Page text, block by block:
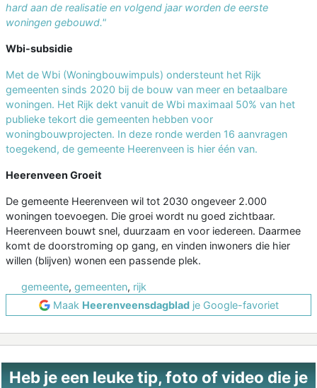
hard aan de realisatie en volgend jaar worden de eerste
woningen gebouwd."
Wbi-subsidie
Met de Wbi (Woningbouwimpuls) ondersteunt het Rijk
gemeenten sinds 2020 bij de bouw van meer en betaalbare
woningen. Het Rijk dekt vanuit de Wbi maximaal 50% van het
publieke tekort die gemeenten hebben voor
woningbouwprojecten. In deze ronde werden 16 aanvragen
toegekend, de gemeente Heerenveen is hier één van.
Heerenveen Groeit
De gemeente Heerenveen wil tot 2030 ongeveer 2.000
woningen toevoegen. Die groei wordt nu goed zichtbaar.
Heerenveen bouwt snel, duurzaam en voor iedereen. Daarmee
komt de doorstroming op gang, en vinden inwoners die hier
willen (blijven) wonen een passende plek.
gemeente, gemeenten, rijk
Maak Heerenveensdagbladje Google-favoriet
Heb je een leuke tip, foto of video die je